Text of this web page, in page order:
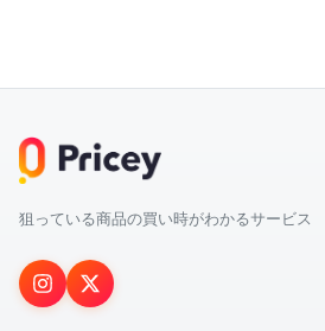
狙っている商品の買い時がわかるサービス